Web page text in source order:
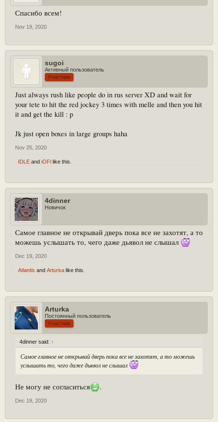
Спасибо всем!
Nov 19, 2020
sugoi
Активный пользователь
Участник
Just always rush like people do in rus server XD and wait for
your tete to hit the red jockey 3 times with melle and then you hit
it and get the kill : p
Jk just open boxes in large groups haha
Nov 25, 2020
IDLE and iOFl like this.
4dinner
Новичок
Самое главное не открывай дверь пока все не захотят, а то
можешь услышать то, чего даже дьявол не слышал
Dec 19, 2020
Atlantis and Arturka like this.
Arturka
Постоянный пользователь
Участник
4dinner said: ↑
Самое главное не открывай дверь пока все не захотят, а то можешь
услышать то, чего даже дьявол не слышал
Не могу не согласиться .
Dec 19, 2020